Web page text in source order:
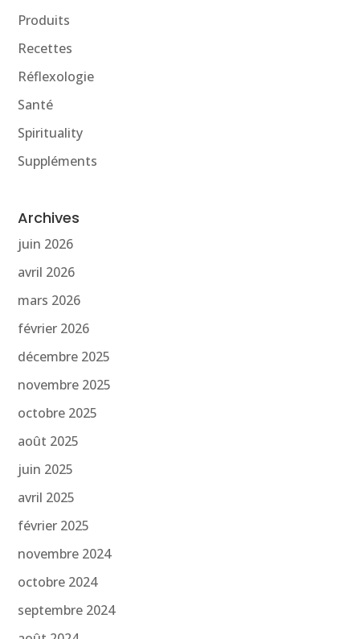
Produits
Recettes
Réflexologie
Santé
Spirituality
Suppléments
Archives
juin 2026
avril 2026
mars 2026
février 2026
décembre 2025
novembre 2025
octobre 2025
août 2025
juin 2025
avril 2025
février 2025
novembre 2024
octobre 2024
septembre 2024